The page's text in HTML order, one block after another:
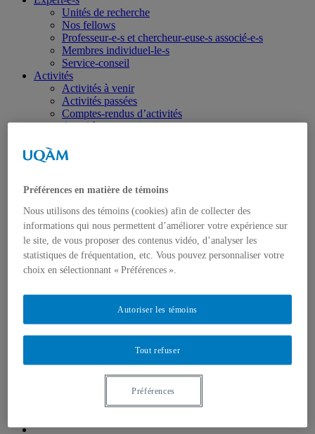
Unités de recherche
Nos fellows
Professeur-e-s et chercheur-euse-s associé-e-s
Membres individuel-le-s
Service-conseil
Activités
Activités à venir
Activités passées
Comptes-rendus d’activités
Appel à communications
Publications
Toutes les publications
Ukraine
Dans les médias
Coup de fil diplomatique
Haïti
Balados – Les conférences de l’IEIM
Étudiant-e-s
Centre de réflexion de l’IEIM
Récentes réalisations
Regards de l’IEIM
Un seul monde
Blogue Un seul monde
Partenaires
Préférences en matière de témoins
Nous utilisons des témoins (cookies) afin de collecter des
informations qui nous permettent d’améliorer votre expérience sur
le site, de vous proposer des contenus vidéo, d’analyser les
statistiques de fréquentation, etc. Vous pouvez personnaliser votre
choix en sélectionnant « Préférences ».
Tout refuser
Autoriser les témoins
Préférences